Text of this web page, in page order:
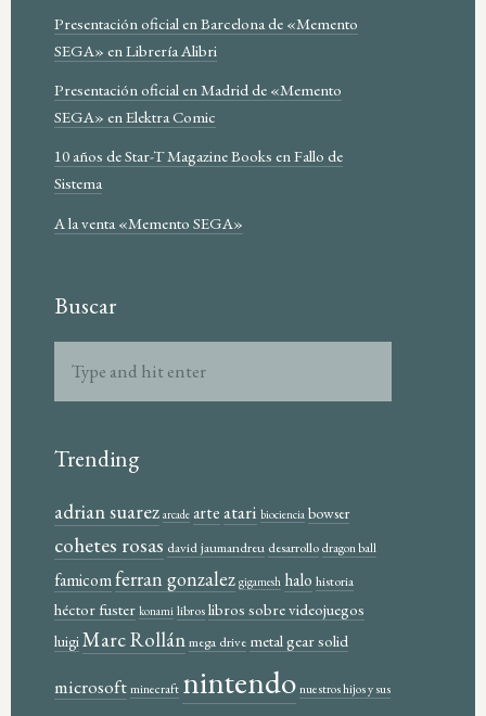
Presentación oficial en Barcelona de «Memento
SEGA» en Librería Alibri
Presentación oficial en Madrid de «Memento
SEGA» en Elektra Comic
10 años de Star-T Magazine Books en Fallo de
Sistema
A la venta «Memento SEGA»
Buscar
Trending
adrian suarez arcade arteatari biociencia bowser
cohetes rosas david jaumandreu desarrollodragon ball
famicomferran gonzalez gigamesh halo historia
héctor fuster konami libroslibros sobre videojuegos
luigiMarc Rollánmega drive metal gear solid
microsoftminecraft nintendonuestros hijos y sus